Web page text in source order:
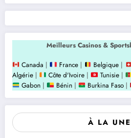
Meilleurs Casinos &
Canada | France| Belgique |
Algérie | Côte d'Ivoire | Tunisie|
Gabon | Bénin | Burkina Faso |
À LA UNE